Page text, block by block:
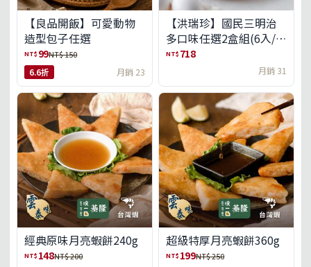
【良品開飯】可愛動物
造型包子任選
NT$ 99NT$ 150
6.6折 月銷 23
【洪瑞珍】國民三明治
多口味任選2盒組(6入/
盒)(免運)
NT$ 718
月銷 31
經典原味月亮蝦餅240g
NT$ 148NT$ 200
超級特厚月亮蝦餅360g
NT$ 199NT$ 250